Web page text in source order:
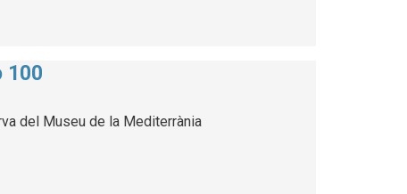
100
del Museu de la Mediterrània